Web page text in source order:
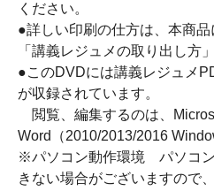
ください。
●詳しい印刷の仕方は、本商
「講義レジュメの取り出し方
●このDVDには講義レジュメ
が収録されています。
閲覧、編集するのは、
Word（2010/2013/2016
※パソコン動作環境 パソコ
きない場合がございますので